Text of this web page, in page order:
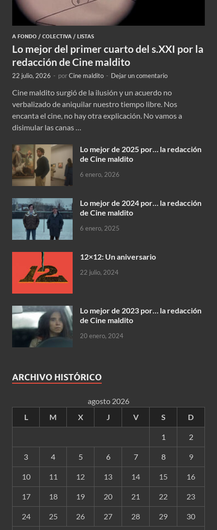
A FONDO / COLECTIVA / LISTAS
Lo mejor del primer cuarto del s.XXI por la
redacción de Cine maldito
22 julio, 2026 - porCine maldito - Dejar un comentario
Cine maldito surgió de la ilusión y un acuerdo no
verbalizado de aniquilar nuestro tiempo libre. Nos
encanta el cine, no hay otra explicación. No vamos a
disimular las canas …
Lo mejor de 2025 por… la redacción
de Cine maldito
6 enero, 2026
Lo mejor de 2024 por… la redacción
de Cine maldito
6 enero, 2025
12×12: Un aniversario
22 julio, 2024
Lo mejor de 2023 por… la redacción
de Cine maldito
20 enero, 2024
ARCHIVO HISTÓRICO
agosto 2026
L
M X J V S D
1 2
3 4 5 6 7 8 9
10 11 12 13 14 15 16
17 18 19 20 21 22 23
24 25 26 27 28 29 30